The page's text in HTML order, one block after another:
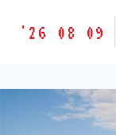
胶
味
'26 08 09